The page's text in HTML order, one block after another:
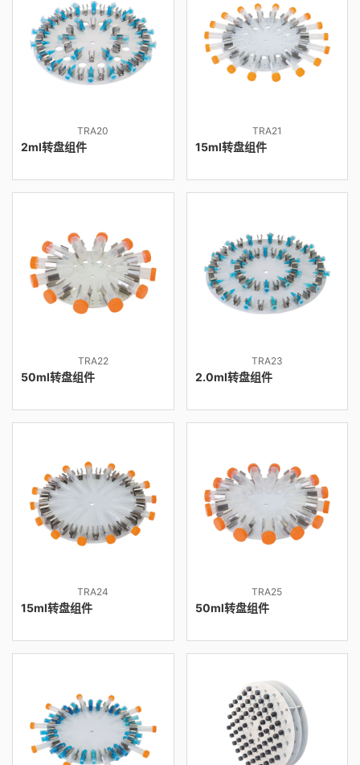
TRA20
2ml转盘组件
TRA21
15ml转盘组件
TRA22
50ml转盘组件
TRA23
2.0ml转盘组件
TRA24
15ml转盘组件
TRA25
50ml转盘组件